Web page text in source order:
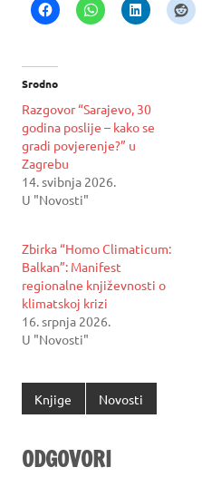
Srodno
Razgovor “Sarajevo, 30
godina poslije – kako se
gradi povjerenje?” u
Zagrebu
14. svibnja 2026.
U "Novosti"
Zbirka “Homo Climaticum:
Balkan”: Manifest
regionalne književnosti o
klimatskoj krizi
16. srpnja 2026.
U "Novosti"
Knjige Novosti
ODGOVORI